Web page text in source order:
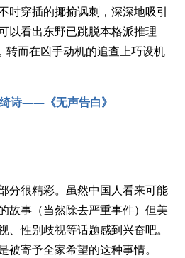
时穿插的揶揄讽刺，深深地吸引
以看出东野已跳脱本格派推理
转而在凶手动机的追查上巧设机
诗——《无声告白》
分很精彩。虽然中国人看来可能
故事（当然除去严重事件）但美
、性别歧视等话题感到兴奋吧。
被寄予全家希望的这种事情。